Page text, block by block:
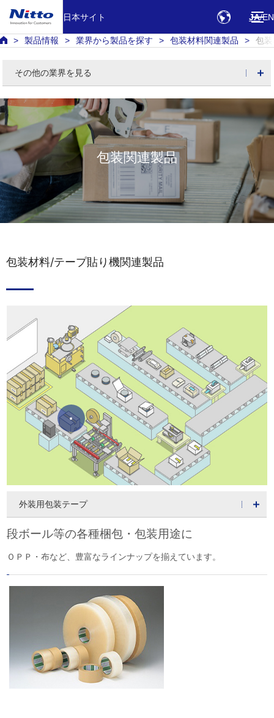
日本サイト JA EN
製品情報 業界から製品を探す 包装材料関連製品 包
その他の業界を見る
包装関連製品
包装材料/テープ貼り機関連製品
外装用包装テープ
段ボール等の各種梱包・包装用途に
ＯＰＰ・布など、豊富なラインナップを揃えています。